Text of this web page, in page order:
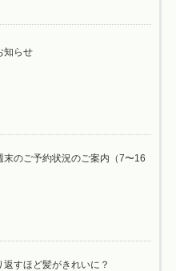
知らせ
末のご予約状況のご案内（7〜16
返すほど髪がきれいに？